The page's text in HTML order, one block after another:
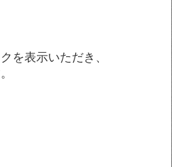
を表示いただき、